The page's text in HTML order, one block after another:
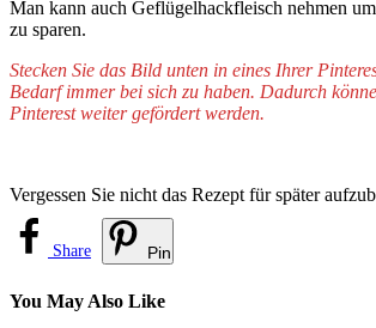
Man kann auch Geflügelhackfleisch nehmen
zu sparen.
Stecken Sie das Bild unten in eines Ihrer
Bedarf immer bei sich zu haben. Dadurch
Pinterest weiter gefördert werden.
Vergessen Sie nicht das Rezept für später
Share Pin
You May Also Like